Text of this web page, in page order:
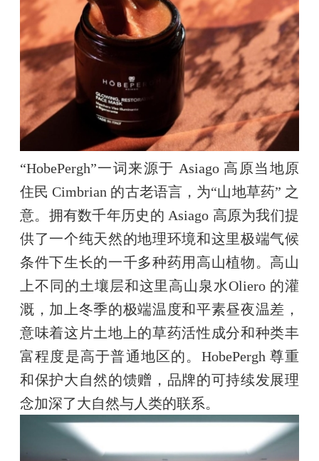
“HobePergh”一词来源于 Asiago 高原当地原
住民 Cimbrian 的古老语言，为“山地草药” 之
意。拥有数千年历史的 Asiago 高原为我们提
供了一个纯天然的地理环境和这里极端气候
条件下生长的一千多种药用高山植物。高山
上不同的土壤层和这里高山泉水Oliero 的灌
溉，加上冬季的极端温度和平素昼夜温差，
意味着这片土地上的草药活性成分和种类丰
富程度是高于普通地区的。HobePergh 尊重
和保护大自然的馈赠，品牌的可持续发展理
念加深了大自然与人类的联系。